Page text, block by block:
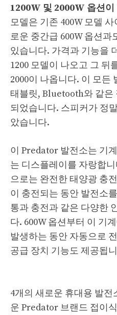
1200W 및 2000W 옵션이
모델은 기존 400W 모델
로운 중간급 600W 옵션
있습니다. 가격과 기능을
1200 모델이 나오고 그 뒤
2000이 나옵니다. 이 모든
태블릿, Bluetooth와 같은
되었습니다. 스피커가 정
았습니다.
이 Predator 발전소는 기
는 디스플레이를 자랑합
으로는 완전한 태양광 충
이 충전되는 동안 발전소
통과 충전과 같은 다양한
다. 600W 옵션부터 이 기
발생하는 동안 자동으로
공급 장치 기능도 제공됩
4개의 새로운 휴대용 발
운 Predator 브랜드 접이